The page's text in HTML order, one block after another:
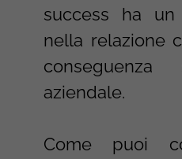
success ha
nella relazione
aziendale.
Come puoi